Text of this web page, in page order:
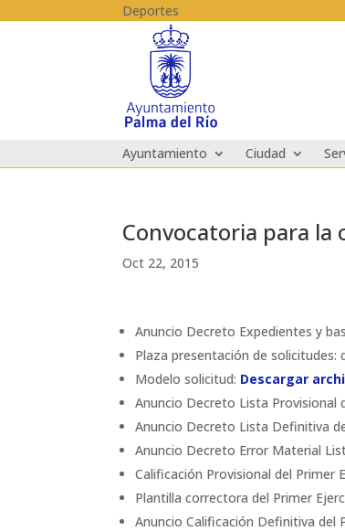
Deportes
Ayuntamiento Ciudad
Convocatoria para
Oct 22, 2015
Anuncio Decreto Expedientes y
Plaza presentación de solicitudes:
Modelo solicitud: Descargar
Anuncio Decreto Lista Provisional
Anuncio Decreto Lista Definitiva
Anuncio Decreto Error Material
Calificación Provisional del Primer
Plantilla correctora del Primer
Anuncio Calificación Definitiva del